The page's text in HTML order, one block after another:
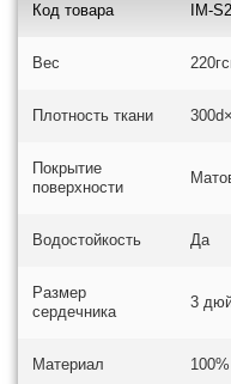
Код товара IM-
Вес
Плотность ткани
Покрытие
поверхности
Водостойкость Да
Размер
сердечника
3
Материал